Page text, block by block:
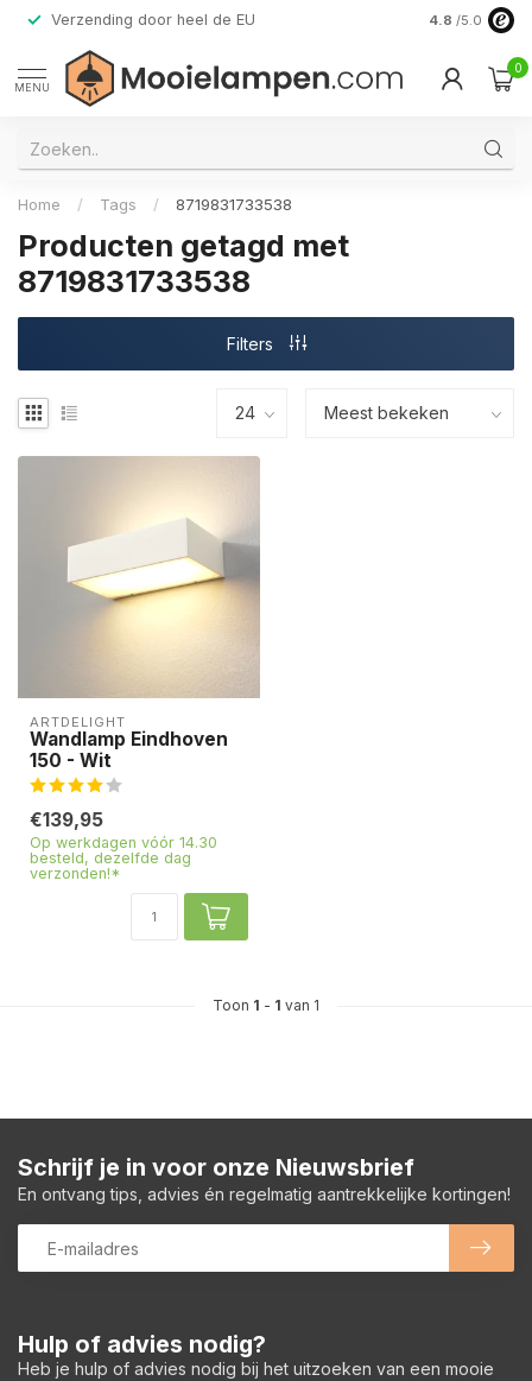
Verzending door heel de EU Alleen
4.8 /5.0
MENU
0
Home / Tags / 8719831733538
Producten getagd met
8719831733538
Filters
ARTDELIGHT
Wandlamp Eindhoven
150 - Wit
€139,95
Op werkdagen vóór 14.30
besteld, dezelfde dag
verzonden!*
Toon 1 - 1 van 1
Hulp of advies nodig?
Heb je hulp of advies nodig bij het uitzoeken van een mooie
Schrijf je in voor onze Nieuwsbrief
En ontvang tips, advies én regelmatig aantrekkelijke kortingen!